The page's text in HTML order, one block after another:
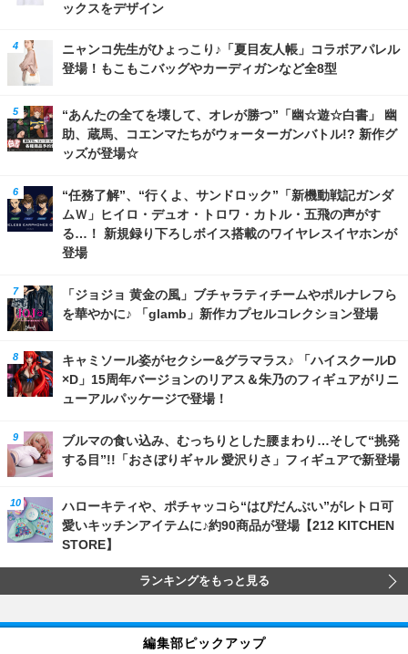
ックスをデザイン
ニャンコ先生がひょっこり♪「夏目友人帳」コラボアパレル
登場！もこもこバッグやカーディガンなど全8型
“あんたの全てを壊して、オレが勝つ”「幽☆遊☆白書」 幽
助、蔵馬、コエンマたちがウォーターガンバトル!? 新作グ
ッズが登場☆
“任務了解”、“行くよ、サンドロック”「新機動戦記ガンダ
ムＷ」ヒイロ・デュオ・トロワ・カトル・五飛の声がす
る…！ 新規録り下ろしボイス搭載のワイヤレスイヤホンが
登場
「ジョジョ 黄金の風」ブチャラティチームやポルナレフら
を華やかに♪ 「glamb」新作カプセルコレクション登場
キャミソール姿がセクシー&グラマラス♪ 「ハイスクールD
×D」15周年バージョンのリアス＆朱乃のフィギュアがリニ
ューアルパッケージで登場！
ブルマの食い込み、むっちりとした腰まわり…そして“挑発
する目”!!「おさぼりギャル 愛沢りさ」フィギュアで新登場
ハローキティや、ポチャッコら“はぴだんぶい”がレトロ可
愛いキッチンアイテムに♪約90商品が登場【212 KITCHEN
STORE】
ランキングをもっと見る
編集部ピックアップ